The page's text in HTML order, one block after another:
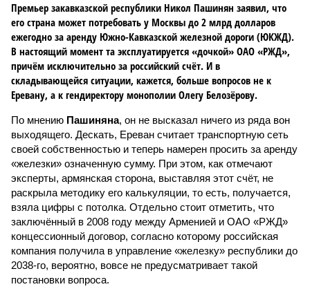
Премьер закавказской республики Никол Пашинян заявил, что
его страна может потребовать у Москвы до 2 млрд долларов
ежегодно за аренду Южно-Кавказской железной дороги (ЮКЖД).
В настоящий момент та эксплуатируется «дочкой» ОАО «РЖД»,
причём исключительно за российский счёт. И в
складывающейся ситуации, кажется, больше вопросов не к
Еревану, а к гендиректору монополии Олегу Белозёрову.
По мнению Пашиняна, он не высказал ничего из ряда вон
выходящего. Дескать, Ереван считает транспортную сеть
своей собственностью и теперь намерен просить за аренду
«железки» означенную сумму. При этом, как отмечают
эксперты, армянская сторона, выставляя этот счёт, не
раскрыла методику его калькуляции, то есть, получается,
взяла цифры с потолка. Отдельно стоит отметить, что
заключённый в 2008 году между Арменией и ОАО «РЖД»
концессионный договор, согласно которому российская
компания получила в управление «железку» республики до
2038-го, вероятно, вовсе не предусматривает такой
постановки вопроса.